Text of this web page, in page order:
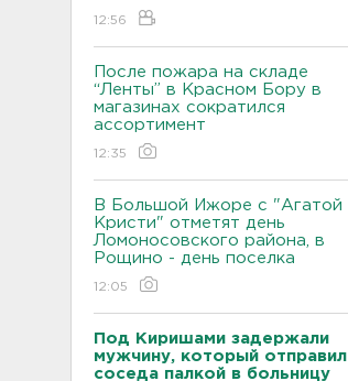
12:56
После пожара на складе
“Ленты” в Красном Бору в
магазинах сократился
ассортимент
12:35
В Большой Ижоре с "Агатой
Кристи" отметят день
Ломоносовского района, в
Рощино - день поселка
12:05
Под Киришами задержали
мужчину, который отправил
соседа палкой в больницу